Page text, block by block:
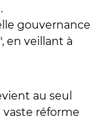
gouvernance
en veillant à
au seul
vaste réforme